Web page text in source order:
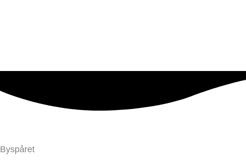
Byspåret